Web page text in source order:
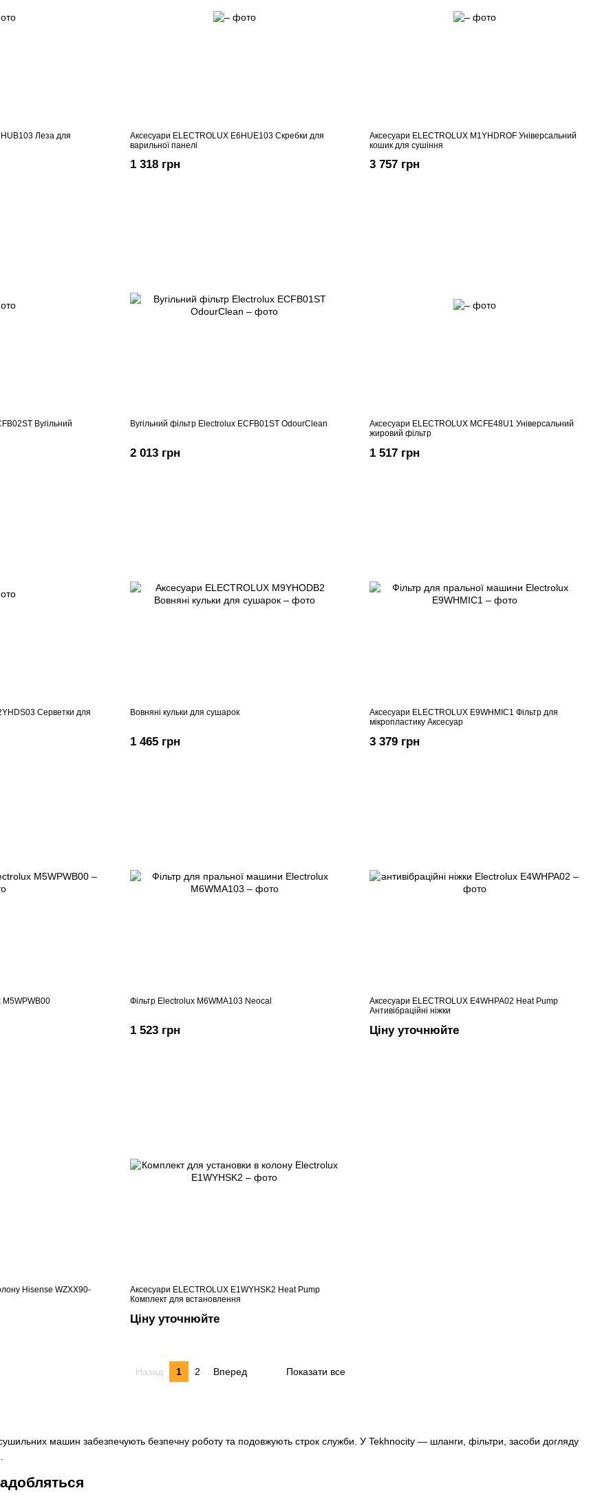
машин забезпечують безпечну роботу та подовжують строк служби. У Tekhnocity — шланги, фільтри, засоби догляду
Леза для
Аксесуари ELECTROLUX E6HUE103 Скребки для
варильної панелі
1 318 грн
Аксесуари ELECTROLUX M1YHDROF Універсальний
кошик для сушіння
3 757 грн
Вугільний
Вугільний фільтр Electrolux ECFB01ST OdourClean
2 013 грн
Аксесуари ELECTROLUX MCFE48U1 Універсальний
жировий фільтр
1 517 грн
Серветки для
Вовняні кульки для сушарок
1 465 грн
Аксесуари ELECTROLUX E9WHMIC1 Фільтр для
мікропластику Аксесуар
3 379 грн
Фільтр Electrolux M6WMA103 Neocal
1 523 грн
Аксесуари ELECTROLUX E4WHPA02 Heat Pump
Антивібраційні ніжки
Ціну уточнюйте
Hisense WZXX90-
Аксесуари ELECTROLUX E1WYHSK2 Heat Pump
Комплект для встановлення
Ціну уточнюйте
Назад 1 2 Вперед Показати все